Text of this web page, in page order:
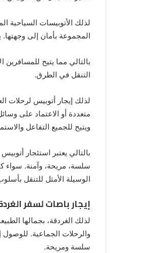
المجموعة بأمان إلى
بالتالي مما يتيح
التنقل في الطرق.
متعددة أو الاعتماد على
ويتيح للجميع التفاعل
سلسة، مريحة، وآمنة. سواء
الوسيلة الأمثل للتنقل
إيجار باصات لسفر
والرحلات الجماعية. للوصول
سلسة ومريحة.